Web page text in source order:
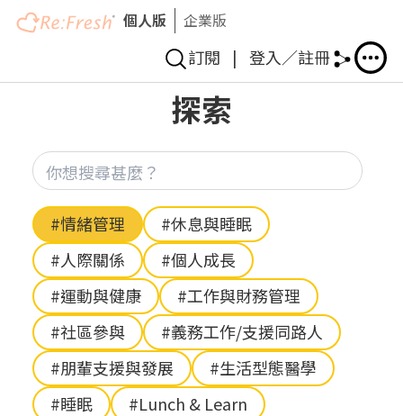
移
個人版 企業版
訂閱 | 登入／註冊
探索
Hashtag
#情緒管理
#休息與睡眠
#人際關係
#個人成長
#運動與健康
#工作與財務管理
#社區參與
#義務工作/支援同路人
#朋輩支援與發展
#生活型態醫學
#睡眠
#Lunch & Learn